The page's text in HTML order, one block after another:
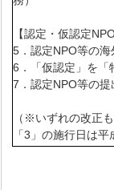
【認定・仮認定
5．認定NPO等の
6．「仮認定」を「
7．認定NPO等の
（※いずれの改正
「3」の施行日は